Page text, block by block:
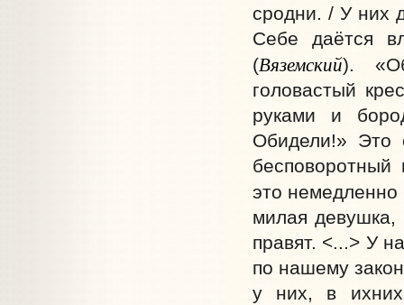
сродни. / У них
Себе даётся
(Вяземский).
головастый
руками и
Обидели!» Это
бесповоротный
это немедленно
милая девушка,
правят. <...> У
по нашему
у них, в